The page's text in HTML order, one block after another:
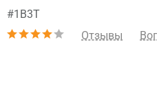
#1В3Т
Отзывы